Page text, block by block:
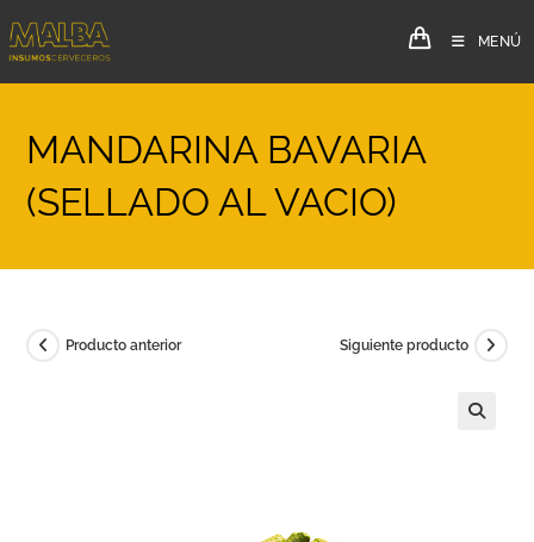
MENÚ
MANDARINA BAVARIA
(SELLADO AL VACIO)
Producto anterior Siguiente producto